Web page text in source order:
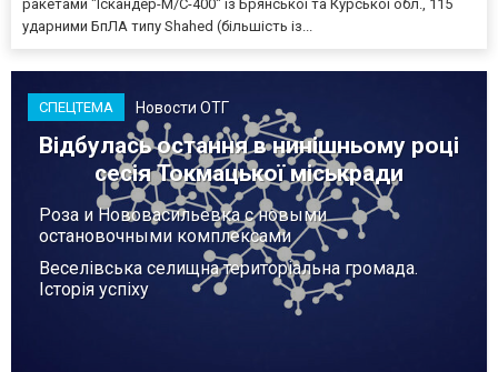
ракетами "Іскандер-М/С-400" із Брянської та Курської обл., 115
ударними БпЛА типу Shahed (більшість із...
СПЕЦТЕМА Новости ОТГ
Відбулась остання в нинішньому році
сесія Токмацької міськради
Роза и Нововасильевка с новыми
остановочными комплексами
Веселівська селищна територіальна громада.
Історія успіху